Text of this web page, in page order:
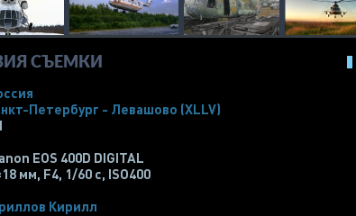
СЪЕМКИ
Петербург - Левашово (XLLV)
EOS 400D DIGITAL
мм, F4, 1/60 с, ISO400
Кирилл